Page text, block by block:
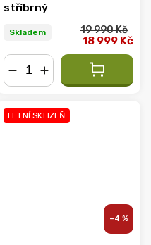
stříbrný
Skladem 19 990 Kč
18 999 Kč
LETNÍ SKLIZEŇ
–4 %